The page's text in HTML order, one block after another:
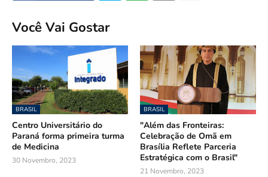
Você Vai Gostar
BRASIL
Centro Universitário do
Paraná forma primeira turma
de Medicina
30 Novembro, 2023
BRASIL
"Além das Fronteiras:
Celebração de Omã em
Brasília Reflete Parceria
Estratégica com o Brasil"
21 Novembro, 2023